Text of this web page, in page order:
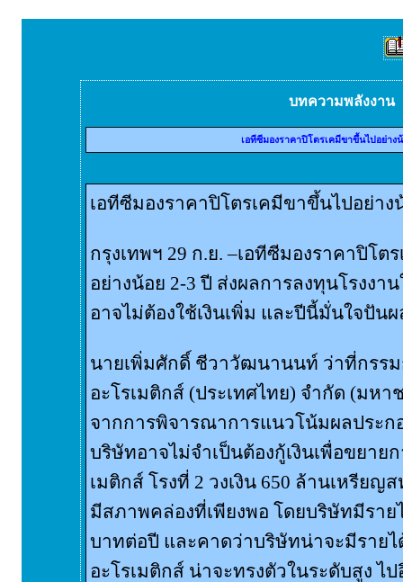
บทความพลังงาน
เอทีซีมองราคาปิโตรเคมีขาขึ้นไปอย่าง
เอทีซีมองราคาปิโตรเคมีขาขึ้นไปอย่าง
กรุงเทพฯ 29 ก.ย. –เอทีซีมองราคาปิโต
อย่างน้อย 2-3 ปี ส่งผลการลงทุนโรงงา
อาจไม่ต้องใช้เงินเพิ่ม และปีนี้มั่นใจปัน
นายเพิ่มศักดิ์ ชีวาวัฒนานนท์ ว่าที่กรร
อะโรเมติกส์ (ประเทศไทย) จำกัด (มห
จากการพิจารณาการแนวโน้มผลประก
บริษัทอาจไม่จำเป็นต้องกู้เงินเพื่อขยาย
เมติกส์ โรงที่ 2 วงเงิน 650 ล้านเหรียญ
มีสภาพคล่องที่เพียงพอ โดยบริษัทมีราย
บาทต่อปี และคาดว่าบริษัทน่าจะมีรายไ
อะโรเมติกส์ น่าจะทรงตัวในระดับสูง ไ